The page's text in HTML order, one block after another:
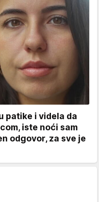
patike i videla da
iste noći sam
odgovor, za sve je